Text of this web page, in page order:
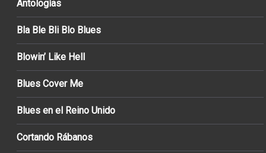
Antologías
Bla Ble Bli Blo Blues
Blowin’ Like Hell
Blues Cover Me
Blues en el Reino Unido
Cortando Rábanos